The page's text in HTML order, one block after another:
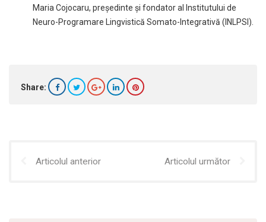
Maria Cojocaru, președinte și fondator al Institutului de
Neuro-Programare Lingvistică Somato-Integrativă (INLPSI).
Share:
Articolul anterior Articolul următor